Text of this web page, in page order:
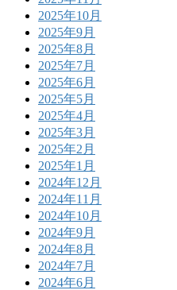
2025年10月
2025年9月
2025年8月
2025年7月
2025年6月
2025年5月
2025年4月
2025年3月
2025年2月
2025年1月
2024年12月
2024年11月
2024年10月
2024年9月
2024年8月
2024年7月
2024年6月